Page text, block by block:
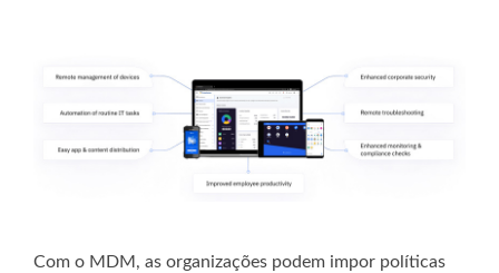
Com o MDM, as organizações podem impor políticas